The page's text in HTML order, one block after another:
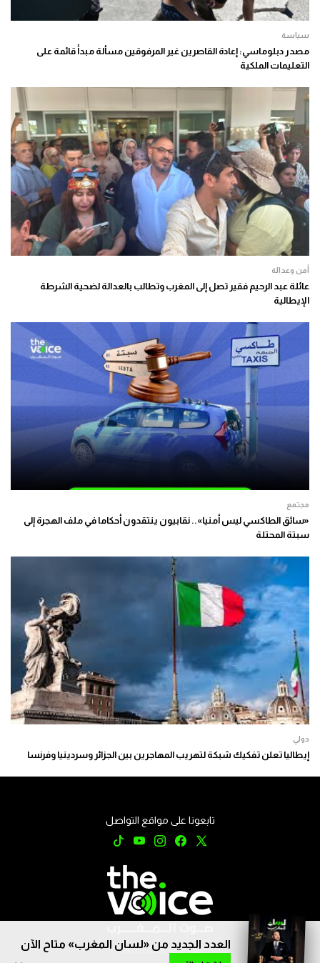
سياسة
مصدر دبلوماسي: إعادة القاصرين غير المرفوقين مسألة مبدأ قائمة على
التعليمات الملكية
أمن وعدالة
عائلة عبد الرحيم فقير تصل إلى المغرب وتطالب بالعدالة لضحية الشرطة
الإيطالية
مجتمع
«سائق الطاكسي ليس أمنيا».. نقابيون ينتقدون أحكاما في ملف الهجرة إلى
سبتة المحتلة
دولي
إيطاليا تعلن تفكيك شبكة لتهريب المهاجرين بين الجزائر وسردينيا وفرنسا
العدد الجديد من «لسان المغرب» متاح الآن
تابعونا على مواقع التواصل
جميع الحقوق محفوظة © 2026